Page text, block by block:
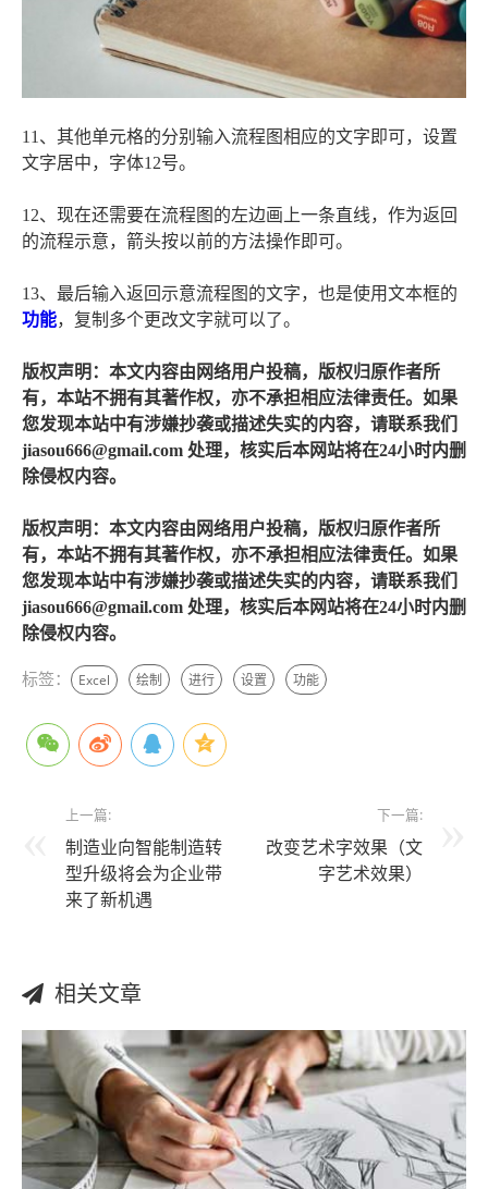
11、其他单元格的分别输入流程图相应的文字即可，设置
文字居中，字体12号。
12、现在还需要在流程图的左边画上一条直线，作为返回
的流程示意，箭头按以前的方法操作即可。
13、最后输入返回示意流程图的文字，也是使用文本框的
功能，复制多个更改文字就可以了。
版权声明：本文内容由网络用户投稿，版权归原作者所
有，本站不拥有其著作权，亦不承担相应法律责任。如果
您发现本站中有涉嫌抄袭或描述失实的内容，请联系我们
jiasou666@gmail.com 处理，核实后本网站将在24小时内删
除侵权内容。
版权声明：本文内容由网络用户投稿，版权归原作者所
有，本站不拥有其著作权，亦不承担相应法律责任。如果
您发现本站中有涉嫌抄袭或描述失实的内容，请联系我们
jiasou666@gmail.com 处理，核实后本网站将在24小时内删
除侵权内容。
标签： Excel 绘制 进行 设置 功能
上一篇:
制造业向智能制造转
型升级将会为企业带
来了新机遇
下一篇:
改变艺术字效果（文
字艺术效果）
相关文章